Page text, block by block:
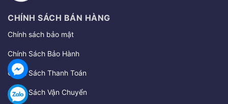
CHÍNH SÁCH BÁN HÀNG
Chính sách bảo mật
Chính Sách Bảo Hành
Chính Sách Thanh Toán
Chính Sách Vận Chuyển